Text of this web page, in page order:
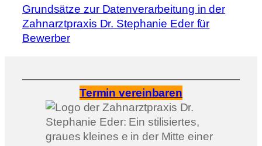
Grundsätze zur Datenverarbeitung in der
Zahnarztpraxis Dr. Stephanie Eder für
Bewerber
Termin vereinbaren